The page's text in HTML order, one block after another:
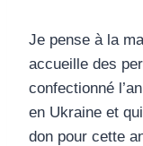
Je pense à la
accueille des
confectionné
en Ukraine et
don pour cette